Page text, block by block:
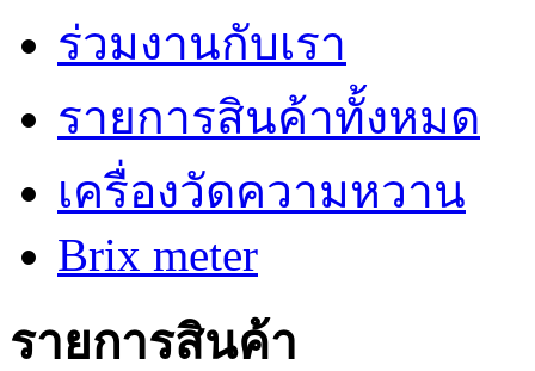
ร่วมงานกับเรา
รายการสินค้าทั้งหมด
เครื่องวัดความหวาน
Brix meter
รายการสินค้า